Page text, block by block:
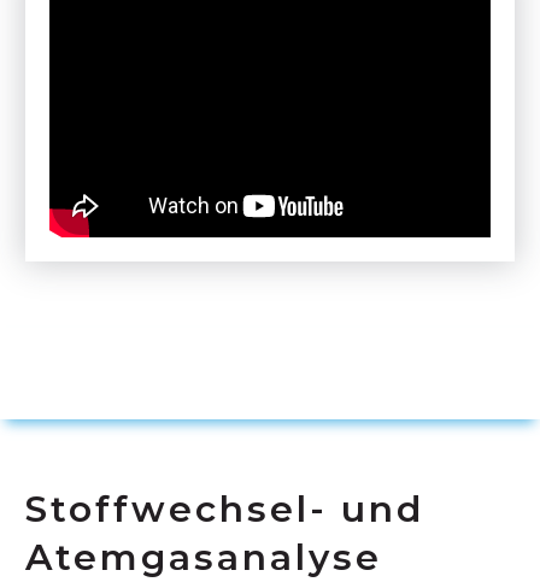
Stoffwechsel- und
Atemgasanalyse